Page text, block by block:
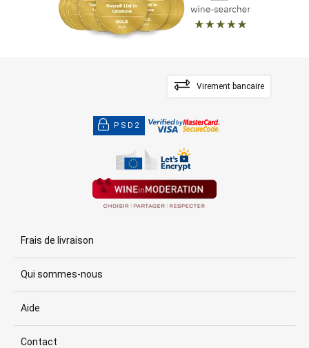
Virement bancaire
PSD2
Frais de livraison
Qui sommes-nous
Aide
Contact